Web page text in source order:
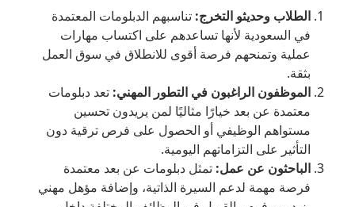
الطلاب وحديثو التخرج: تناسبهم الدبلومات المعتمدة
في السعودية لأنها تساعدهم على اكتساب مهارات
عملية وتمنحهم فرصة أقوى للانطلاق في سوق العمل
بثقة.
الموظفون الراغبون في التطور المهني: تعد دبلومات
معتمدة عن بعد خيارًا مثاليًا لمن يريدون تحسين
مستواهم الوظيفي أو الحصول على فرص ترقية دون
التأثير على التزاماتهم اليومية.
الباحثون عن عمل: تمثل دبلومات عن بعد معتمدة
فرصة مهمة لدعم السيرة الذاتية، وإضافة مؤهل مهني